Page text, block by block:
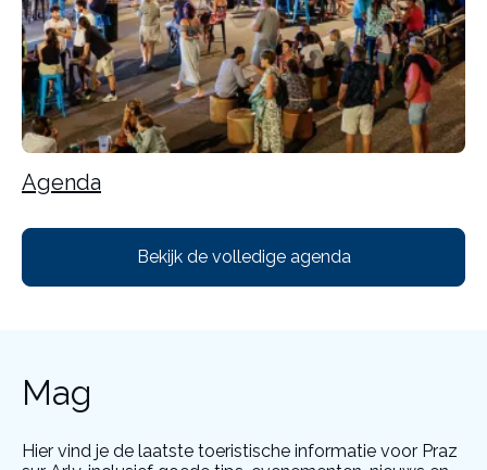
Agenda
Bekijk de volledige agenda
Mag
Hier vind je de laatste toeristische informatie voor Praz